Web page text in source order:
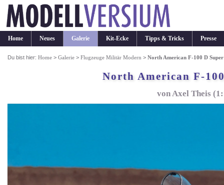
Home Neues Galerie Kit-Ecke Tipps & Tricks Presse
Du bist hier:Home >Galerie >Flugzeuge Militär Modern >North American F-100 D
North American F-
von Axel Theis